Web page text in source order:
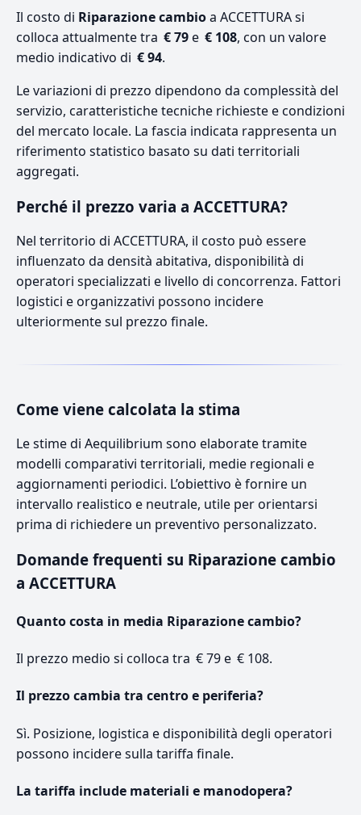
Il costo di Riparazione cambioa ACCETTURA si
colloca attualmente tra € 79e € 108, con un valore
medio indicativo di € 94.
Le variazioni di prezzo dipendono da complessità del
servizio, caratteristiche tecniche richieste e condizioni
del mercato locale. La fascia indicata rappresenta un
riferimento statistico basato su dati territoriali
aggregati.
Perché il prezzo varia a ACCETTURA?
Nel territorio di ACCETTURA, il costo può essere
influenzato da densità abitativa, disponibilità di
operatori specializzati e livello di concorrenza. Fattori
logistici e organizzativi possono incidere
ulteriormente sul prezzo finale.
Come viene calcolata la stima
Le stime di Aequilibrium sono elaborate tramite
modelli comparativi territoriali, medie regionali e
aggiornamenti periodici. L’obiettivo è fornire un
intervallo realistico e neutrale, utile per orientarsi
prima di richiedere un preventivo personalizzato.
Domande frequenti su Riparazione cambio
a ACCETTURA
Quanto costa in media Riparazione cambio?
Il prezzo medio si colloca tra € 79 e € 108.
Il prezzo cambia tra centro e periferia?
Sì. Posizione, logistica e disponibilità degli operatori
possono incidere sulla tariffa finale.
La tariffa include materiali e manodopera?